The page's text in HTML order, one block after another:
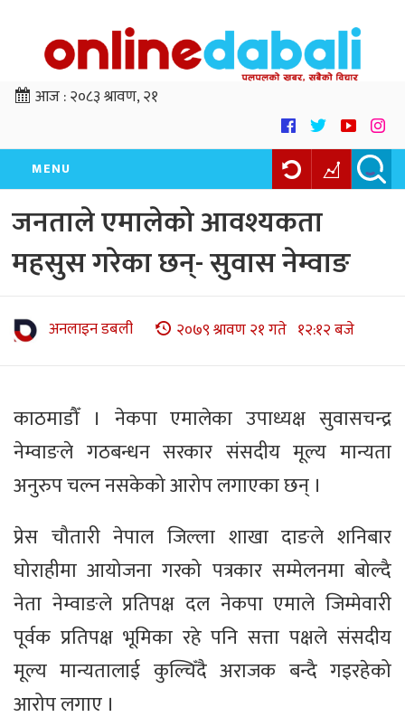
आज :२०८३ श्रावण, २१
MENU
जनताले एमालेको आवश्यकता
महसुस गरेका छन्- सुवास नेम्वाङ
अनलाइन डबली २०७९ श्रावण २१ गते १२:१२ बजे
काठमाडौँ । नेकपा एमालेका उपाध्यक्ष सुवासचन्द्र
नेम्वाङले गठबन्धन सरकार संसदीय मूल्य मान्यता
अनुरुप चल्न नसकेको आरोप लगाएका छन् ।
प्रेस चौतारी नेपाल जिल्ला शाखा दाङले शनिबार
घोराहीमा आयोजना गरको पत्रकार सम्मेलनमा बोल्दै
नेता नेम्वाङले प्रतिपक्ष दल नेकपा एमाले जिम्मेवारी
पूर्वक प्रतिपक्ष भूमिका रहे पनि सत्ता पक्षले संसदीय
मूल्य मान्यतालाई कुल्चिँदै अराजक बन्दै गइरहेको
आरोप लगाए ।